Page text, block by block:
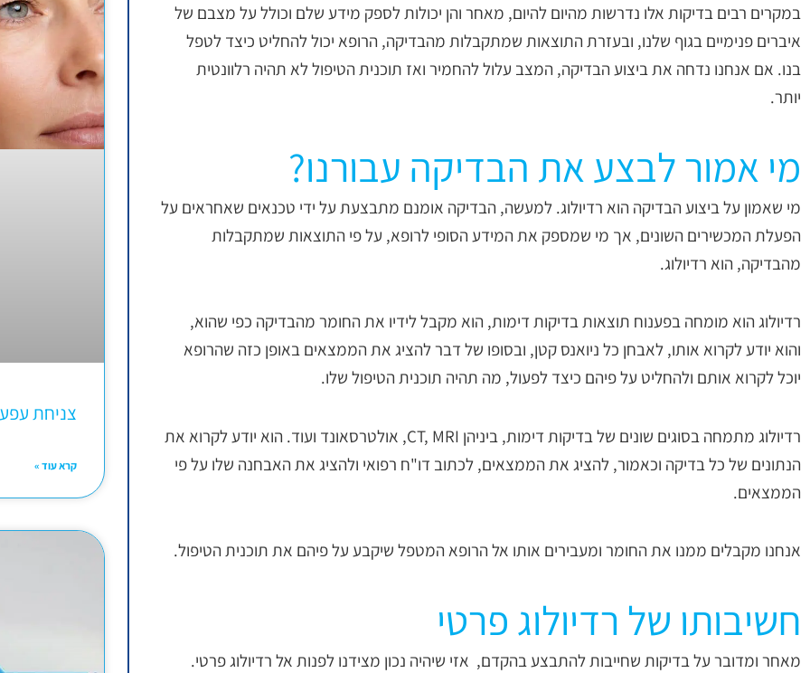
במקרים רבים בדיקות אלו נדרשות מהיום להיום, מאחר והן יכולות לספק מידע שלם וכולל על מצבם של
איברים פנימיים בגוף שלנו, ובעזרת התוצאות שמתקבלות מהבדיקה, הרופא יכול להחליט כיצד לטפל
בנו. אם אנחנו נדחה את ביצוע הבדיקה, המצב עלול להחמיר ואז תוכנית הטיפול לא תהיה רלוונטית
יותר.
מי אמור לבצע את הבדיקה עבורנו?
מי שאמון על ביצוע הבדיקה הוא רדיולוג. למעשה, הבדיקה אומנם מתבצעת על ידי טכנאים שאחראים על
הפעלת המכשירים השונים, אך מי שמספק את המידע הסופי לרופא, על פי התוצאות שמתקבלות
מהבדיקה, הוא רדיולוג.
רדיולוג הוא מומחה בפענוח תוצאות בדיקות דימות, הוא מקבל לידיו את החומר מהבדיקה כפי שהוא,
והוא יודע לקרוא אותו, לאבחן כל ניואנס קטן, ובסופו של דבר להציג את הממצאים באופן כזה שהרופא
יוכל לקרוא אותם ולהחליט על פיהם כיצד לפעול, מה תהיה תוכנית הטיפול שלו.
רדיולוג מתמחה בסוגים שונים של בדיקות דימות, ביניהן CT, MRI, אולטרסאונד ועוד. הוא יודע לקרוא את
הנתונים של כל בדיקה וכאמור, להציג את הממצאים, לכתוב דו"ח רפואי ולהציג את האבחנה שלו על פי
הממצאים.
אנחנו מקבלים ממנו את החומר ומעבירים אותו אל הרופא המטפל שיקבע על פיהם את תוכנית הטיפול.
חשיבותו של רדיולוג פרטי
מאחר ומדובר על בדיקות שחייבות להתבצע בהקדם, אזי שיהיה נכון מצידנו לפנות אל רדיולוג פרטי.
צניחת
קרא עוד »